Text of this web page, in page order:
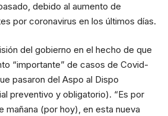
debido al aumento de
por coronavirus en los últimos días.
del gobierno en el hecho de que
“importante” de casos de Covid-
pasaron del Aspo al Dispo
preventivo y obligatorio). “Es por
mañana (por hoy), en esta nueva